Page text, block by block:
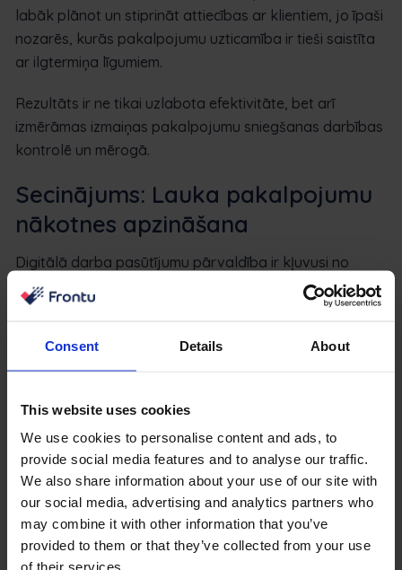
Consent Details About
This website uses cookies
We use cookies to personalise content and ads, to
provide social media features and to analyse our traffic.
We also share information about your use of our site with
our social media, advertising and analytics partners who
may combine it with other information that you’ve
provided to them or that they’ve collected from your use
of their services.
labāk plānot un stiprināt attiecības ar klientiem, jo īpaši
nozarēs, kurās pakalpojumu uzticamība ir tieši saistīta
ar ilgtermiņa līgumiem.
Rezultāts ir ne tikai uzlabota efektivitāte, bet arī
izmērāmas izmaiņas pakalpojumu sniegšanas darbības
kontrolē un mērogā.
Secinājums: Lauka pakalpojumu
nākotnes apzināšana
Digitālā darba pasūtījumu pārvaldība ir kļuvusi no
konkurētspējas priekšrocības par pamatprasību uz
pakalpojumiem balstītiem uzņēmumiem. Uzņēmumi, kas
lēnāki. Tie darbojas ar ierobežotu pārredzamību,
darbības risku.
Vispraktiskākais sākumpunkts ir pārskatīt esošās
darba plūsmas un noteikt, kur tiek zaudēts laiks.
Apstiprinājumi papīra formātā, aizkavēta ziņošana un
dubulta datu ievadīšana bieži vien ir pirmie
neefektivitātes rādītāji. Šo jomu risināšana, izmantojot
digitālo sistēmu, rada tūlītējus ieguvumus, kas aptver